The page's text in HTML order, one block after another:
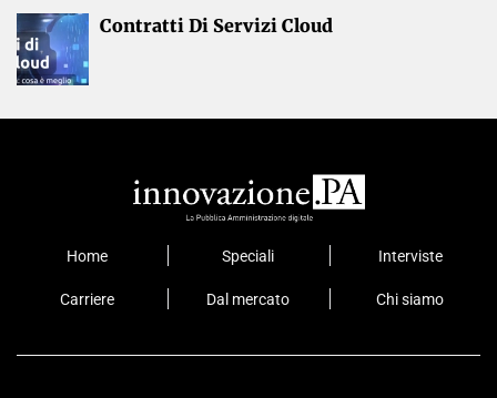
Contratti Di Servizi Cloud
Home Speciali Interviste
Carriere Dal mercato Chi siamo